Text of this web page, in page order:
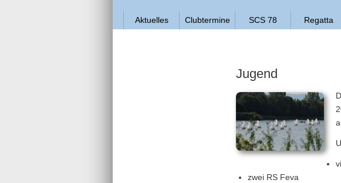
Aktuelles Clubtermine SCS 78 Regatta
Jugend
zwei RS Feva